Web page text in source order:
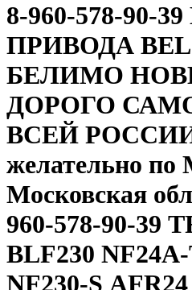
8-960-578-90-
ПРИВОДА
БЕЛИМО
ДОРОГО
ВСЕЙ
желательно по
Московская
960-578-90-39
BLF230
NF230-S